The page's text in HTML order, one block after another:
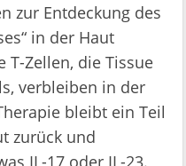
zur Entdeckung des
in der Haut
T-Zellen, die Tissue
verbleiben in der
bleibt ein Teil
zurück und